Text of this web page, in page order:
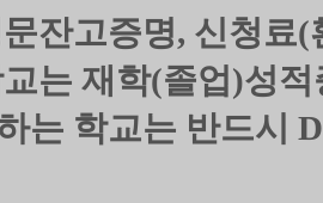
잔고증명, 신청료(
는 재학(졸업)성
는 학교는 반드시